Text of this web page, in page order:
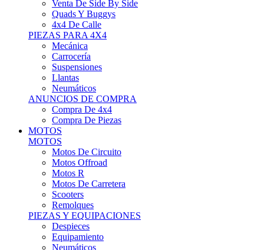
Motos R
Motos De Carretera
Scooters
Remolques
PIEZAS Y EQUIPACIONES
Despieces
Equipamiento
Neumáticos
ANUNCIOS DE COMPRA
Compra Motos
Compra Piezas
ASISTENCIA Y TALLER
ASISTENCIA Y TALLER
Camiones
Autobuses
Furgonetas
Venta De Remolques
Alquiler De Remolques O Furgones
Carpas
Herramientas
ANUNCIOS DE COMPRA
Compra De Vehículos
Compra De Herramientas